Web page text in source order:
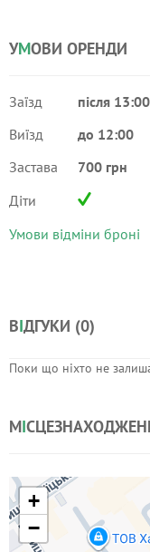
УМОВИ ОРЕНДИ
Заїзд
після 13:00
Виїзд
до 12:00
Застава
700 грн
Діти
Умови відміни броні
ВІДГУКИ (0)
Поки що ніхто не
МІ
+
−